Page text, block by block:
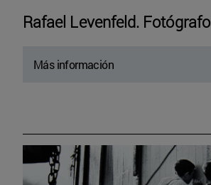
Rafael Levenfeld. Fotógrafo
Más información